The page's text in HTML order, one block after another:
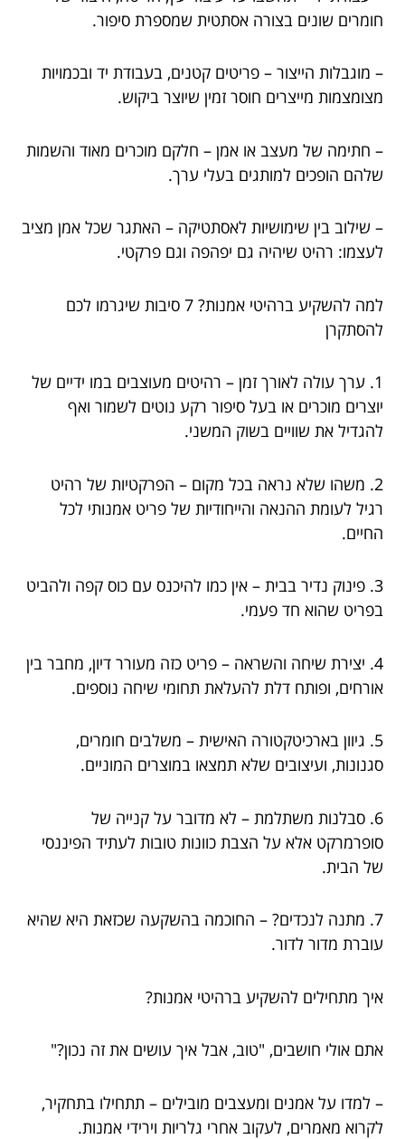
חומרים שונים בצורה אסתטית שמספרת סיפור.
– מוגבלות הייצור – פריטים קטנים, בעבודת יד ובכמויות
מצומצמות מייצרים חוסר זמין שיוצר ביקוש.
– חתימה של מעצב או אמן – חלקם מוכרים מאוד והשמות
שלהם הופכים למותגים בעלי ערך.
– שילוב בין שימושיות לאסתטיקה – האתגר שכל אמן מציב
לעצמו: רהיט שיהיה גם יפהפה וגם פרקטי.
למה להשקיע ברהיטי אמנות? 7 סיבות שיגרמו לכם
להסתקרן
1. ערך עולה לאורך זמן – רהיטים מעוצבים במו ידיים של
יוצרים מוכרים או בעל סיפור רקע נוטים לשמור ואף
להגדיל את שוויים בשוק המשני.
2. משהו שלא נראה בכל מקום – הפרקטיות של רהיט
רגיל לעומת ההנאה והייחודיות של פריט אמנותי לכל
החיים.
3. פינוק נדיר בבית – אין כמו להיכנס עם כוס קפה ולהביט
בפריט שהוא חד פעמי.
4. יצירת שיחה והשראה – פריט כזה מעורר דיון, מחבר בין
אורחים, ופותח דלת להעלאת תחומי שיחה נוספים.
5. גיוון בארכיטקטורה האישית – משלבים חומרים,
סגנונות, ועיצובים שלא תמצאו במוצרים המוניים.
6. סבלנות משתלמת – לא מדובר על קנייה של
סופרמרקט אלא על הצבת כוונות טובות לעתיד הפיננסי
של הבית.
7. מתנה לנכדים? – החוכמה בהשקעה שכזאת היא שהיא
עוברת מדור לדור.
איך מתחילים להשקיע ברהיטי אמנות?
אתם אולי חושבים, "טוב, אבל איך עושים את זה נכון?"
– למדו על אמנים ומעצבים מובילים – תתחילו בתחקיר,
לקרוא מאמרים, לעקוב אחרי גלריות וירידי אמנות.